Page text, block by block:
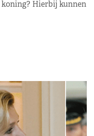
Hierbij kunnen